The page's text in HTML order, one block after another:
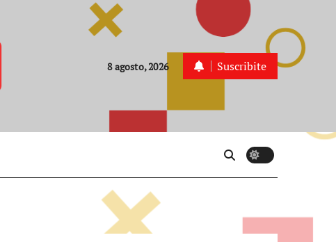
8 agosto, 2026 Suscribite